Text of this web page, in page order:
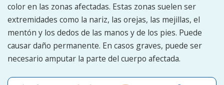
color en las zonas afectadas. Estas zonas suelen ser
extremidades como la nariz, las orejas, las mejillas, el
mentón y los dedos de las manos y de los pies. Puede
causar daño permanente. En casos graves, puede ser
necesario amputar la parte del cuerpo afectada.